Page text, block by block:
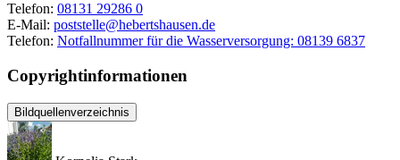
Telefon: 08131 29286 0
E-Mail: poststelle@hebertshausen.de
Telefon: Notfallnummer für die Wasserversorgung: 08139 6837
Copyrightinformationen
Bildquellenverzeichnis